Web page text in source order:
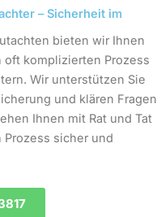
– Sicherheit im
bieten wir Ihnen
komplizierten Prozess
Wir unterstützen Sie
und klären Fragen
Ihnen mit Rat und Tat
Prozess sicher und